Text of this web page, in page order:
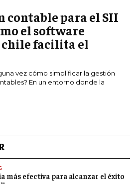
contable para el SII
el software
chile facilita el
vez cómo simplificar la gestión
En un entorno donde la
más efectiva para alcanzar el éxito